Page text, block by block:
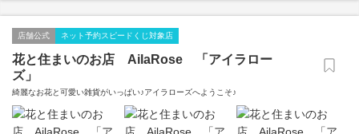
店舗公式 ネット予約スピードくじ対象店
花と住まいのお店 AilaRose 「アイラロー
ズ」
綺麗なお花と可愛い雑貨がいっぱい♪アイラローズへようこそ♪